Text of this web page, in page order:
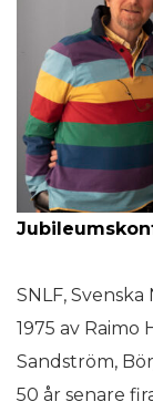
SNLF,
1975 av Raimo
Sandström,
50 år senare